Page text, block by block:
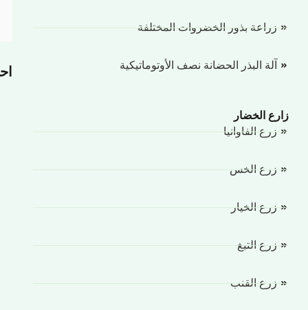
زراعة بذور الخضروات المختلفة
آلة البذر الحضانة نصف الأوتوماتيكية
زارع الخضار
زرع الفاوانيا
زرع الخس
زرع الخيار
زرع التبغ
زرع القنب